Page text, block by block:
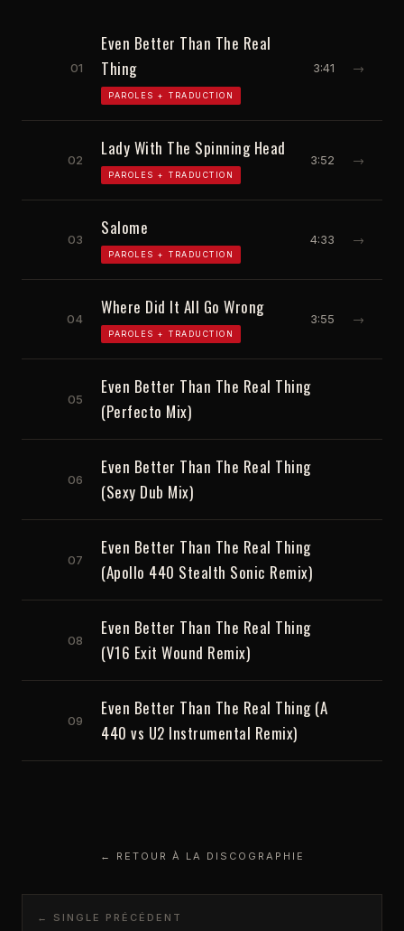
01
Even Better Than The Real
Thing
PAROLES + TRADUCTION
3:41 →
02
Lady With The Spinning Head
PAROLES + TRADUCTION
3:52 →
03
Salome
PAROLES + TRADUCTION
4:33 →
04
Where Did It All Go Wrong
PAROLES + TRADUCTION
3:55 →
05
Even Better Than The Real Thing
(Perfecto Mix)
06
Even Better Than The Real Thing
(Sexy Dub Mix)
07
Even Better Than The Real Thing
(Apollo 440 Stealth Sonic Remix)
08
Even Better Than The Real Thing
(V16 Exit Wound Remix)
09
Even Better Than The Real Thing (A
440 vs U2 Instrumental Remix)
← RETOUR À LA DISCOGRAPHIE
← SINGLE PRÉCÉDENT